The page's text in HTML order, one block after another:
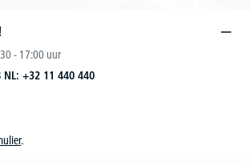
- 17:00 uur
NL: +32 11 440 440
.